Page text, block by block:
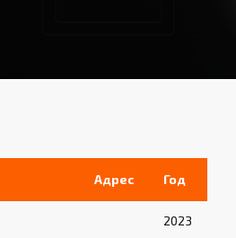
Адрес Год
2023